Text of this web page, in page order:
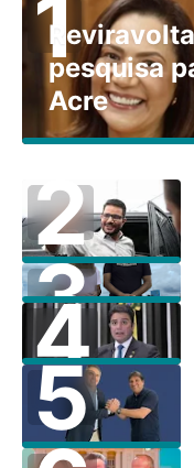
pesquisa
Acre